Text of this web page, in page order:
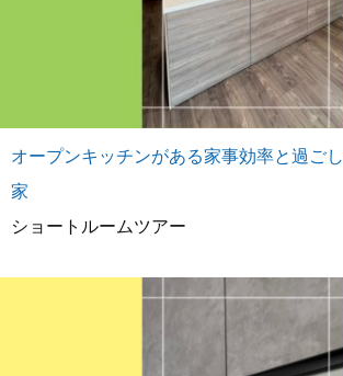
オープンキッチンがある家事効率と過ご
家
ショートルームツアー